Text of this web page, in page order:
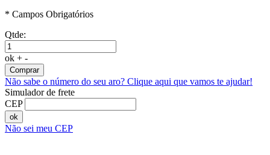
* Campos Obrigatórios
Qtde:
ok + -
Comprar
Não sabe o número do seu aro? Clique aqui que vamos te ajudar!
Simulador de frete
CEP
ok
Não sei meu CEP